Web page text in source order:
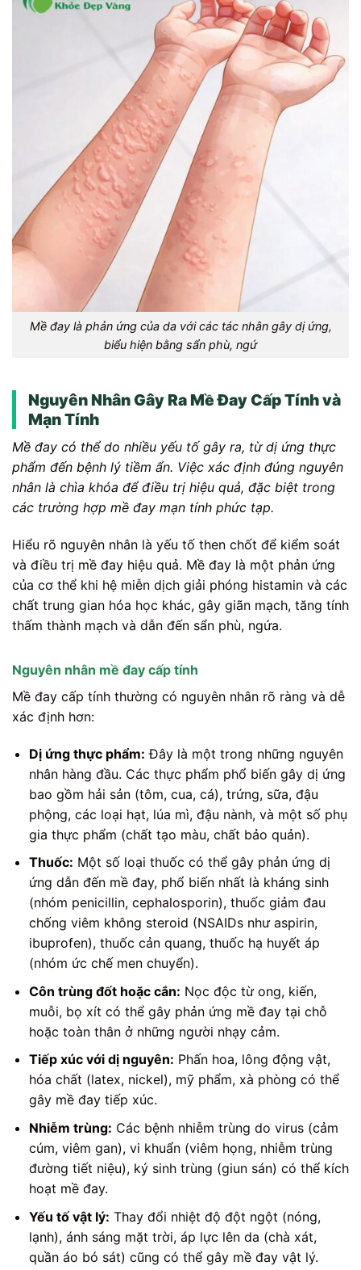
Mề đay là phản ứng của da với các tác nhân gây dị ứng,
biểu hiện bằng sẩn phù, ngứ
Nguyên Nhân Gây Ra Mề Đay Cấp Tính và
Mạn Tính
Mề đay có thể do nhiều yếu tố gây ra, từ dị ứng thực
phẩm đến bệnh lý tiềm ẩn. Việc xác định đúng nguyên
nhân là chìa khóa để điều trị hiệu quả, đặc biệt trong
các trường hợp mề đay mạn tính phức tạp.
Hiểu rõ nguyên nhân là yếu tố then chốt để kiểm soát
và điều trị mề đay hiệu quả. Mề đay là một phản ứng
của cơ thể khi hệ miễn dịch giải phóng histamin và các
chất trung gian hóa học khác, gây giãn mạch, tăng tính
thấm thành mạch và dẫn đến sẩn phù, ngứa.
Nguyên nhân mề đay cấp tính
Mề đay cấp tính thường có nguyên nhân rõ ràng và dễ
xác định hơn:
Dị ứng thực phẩm: Đây là một trong những nguyên
nhân hàng đầu. Các thực phẩm phổ biến gây dị ứng
bao gồm hải sản (tôm, cua, cá), trứng, sữa, đậu
phộng, các loại hạt, lúa mì, đậu nành, và một số phụ
gia thực phẩm (chất tạo màu, chất bảo quản).
Thuốc: Một số loại thuốc có thể gây phản ứng dị
ứng dẫn đến mề đay, phổ biến nhất là kháng sinh
(nhóm penicillin, cephalosporin), thuốc giảm đau
chống viêm không steroid (NSAIDs như aspirin,
ibuprofen), thuốc cản quang, thuốc hạ huyết áp
(nhóm ức chế men chuyển).
Côn trùng đốt hoặc cắn: Nọc độc từ ong, kiến,
muỗi, bọ xít có thể gây phản ứng mề đay tại chỗ
hoặc toàn thân ở những người nhạy cảm.
Tiếp xúc với dị nguyên: Phấn hoa, lông động vật,
hóa chất (latex, nickel), mỹ phẩm, xà phòng có thể
gây mề đay tiếp xúc.
Nhiễm trùng: Các bệnh nhiễm trùng do virus (cảm
cúm, viêm gan), vi khuẩn (viêm họng, nhiễm trùng
đường tiết niệu), ký sinh trùng (giun sán) có thể kích
hoạt mề đay.
Yếu tố vật lý: Thay đổi nhiệt độ đột ngột (nóng,
lạnh), ánh sáng mặt trời, áp lực lên da (chà xát,
quần áo bó sát) cũng có thể gây mề đay vật lý.